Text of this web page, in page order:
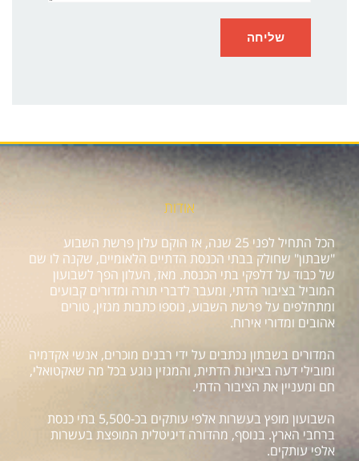
אודות
הכל התחיל לפני 25 שנה, אז הוקם עלון פרשת השבוע
"שבתון" שחולק בבתי הכנסת הדתיים הלאומיים, שקנה לו שם
של כבוד על דלפקי בתי הכנסת. מאז, העלון הפך לשבועון
המוביל בציבור הדתי, ומעבר לדברי תורה ומדורים קבועים
ומתחלפים על פרשת השבוע, נוספו כתבות מגזין, טורים
אהובים ומדורי אירוח.
המדורים בשבתון נכתבים על ידי רבנים מוכרים, אנשי אקדמיה
ומובילי דעה בציונות הדתית, והמגזין נוגע בכל מה שאקטואלי,
חם ומעניין את הציבור הדתי.
השבועון מופץ בעשרות אלפי עותקים בכ-5,500 בתי כנסת
ברחבי הארץ. בנוסף, מהדורה דיגיטלית המופצת בעשרות
אלפי עותקים.